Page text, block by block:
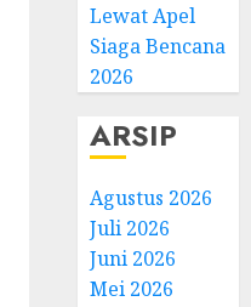
Lewat Apel
Siaga Bencana
2026
ARSIP
Agustus 2026
Juli 2026
Juni 2026
Mei 2026